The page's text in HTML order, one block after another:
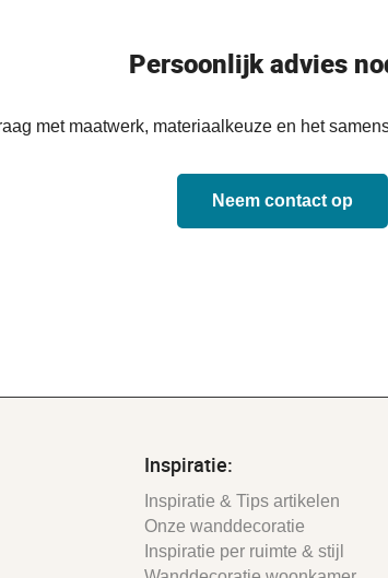
Persoonlijk advies
met maatwerk, materiaalkeuze en het
Neem contact op
Inspiratie:
Inspiratie & Tips artikelen
Onze wanddecoratie
Inspiratie per ruimte & stijl